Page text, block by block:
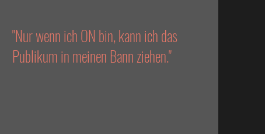
"Nur wenn ich ON bin, kann ich das
Publikum in meinen Bann ziehen."